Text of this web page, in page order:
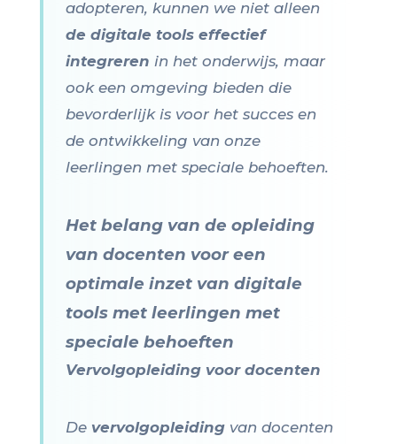
adopteren, kunnen we niet alleen
de digitale tools effectief
integreren in het onderwijs, maar
ook een omgeving bieden die
bevorderlijk is voor het succes en
de ontwikkeling van onze
leerlingen met speciale behoeften.
Het belang van de opleiding
van docenten voor een
optimale inzet van digitale
tools met leerlingen met
speciale behoeften
Vervolgopleiding voor docenten
De vervolgopleidingvan docenten